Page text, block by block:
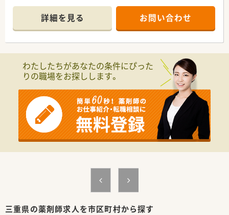
詳細を見る お問い合わせ
わたしたちがあなたの条件にぴった
りの職場をお探しします。
三重県の薬剤師求人を市区町村から探す